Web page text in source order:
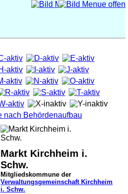
Markt Kirchheim i.
Schw.
Mitgliedskommune der
Verwaltungsgemeinschaft Kirchheim
i. Schw.